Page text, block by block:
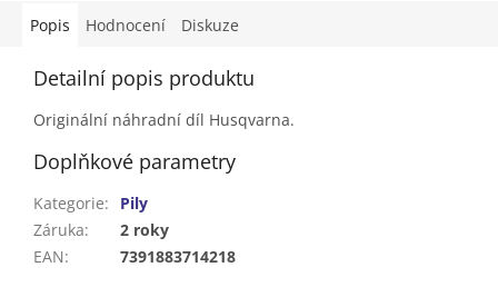
Popis Hodnocení Diskuze
Detailní popis produktu
Originální náhradní díl Husqvarna.
Doplňkové parametry
Kategorie:
Pily
Záruka:
2 roky
EAN: 7391883714218